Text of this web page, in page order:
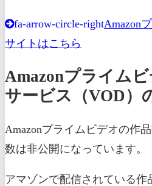
fa-arrow-circle-rightAmazon
サイトはこちら
Amazonプライム
サービス（VOD）
Amazonプライムビデオの作
数は非公開になっています。
アマゾンで配信されている作